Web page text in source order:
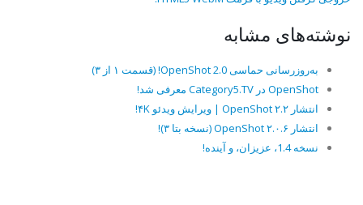
نوشته‌های مشابه
به‌روزرسانی حماسی OpenShot 2.0! (قسمت ۱ از ۳)
OpenShot در Category5.TV معرفی شد!
انتشار OpenShot ۲.۲ | ویرایش ویدئو ۴K!
انتشار OpenShot ۲.۰.۶ (نسخه بتا ۳)!
نسخه 1.4، عزیزان، و آینده!